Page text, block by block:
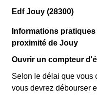
Edf Jouy (28300)
Informations
proximité de Jouy
Ouvrir un compteur
Selon le délai que vous
vous devrez débourser